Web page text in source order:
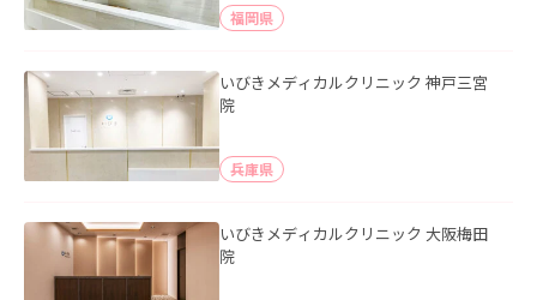
福岡県
いびきメディカルクリニック 神戸三宮
院
兵庫県
いびきメディカルクリニック 大阪梅田
院